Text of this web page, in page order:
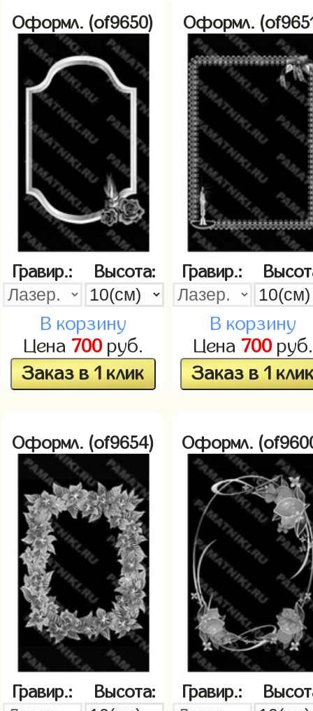
Оформл. (of9650)
Гравир.: Высота:
В корзину
Цена 700руб.
Заказ в 1 клик
Оформл.
Гравир.:
В корзину
Цена 700руб.
Заказ в 1
Оформл. (of9654)
Гравир.: Высота:
Оформл.
Гравир.: